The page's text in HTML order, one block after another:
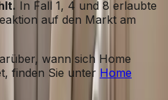
In Fall 1, 4 und 8 erlaubte
auf den Markt am
wann sich Home
finden Sie unter Home